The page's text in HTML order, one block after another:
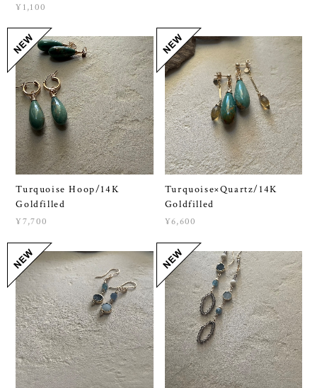
¥1,100
Turquoise Hoop/14K
Goldfilled
¥7,700
Turquoise×Quartz/14K
Goldfilled
¥6,600